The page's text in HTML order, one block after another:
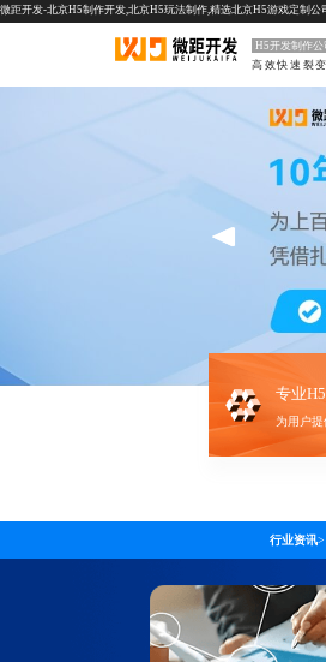
微距开发-北京H5制作开发,北京H5玩法制作,精选北京H5游戏定制
H5开发制作公
高效快速裂
专业
为用户提
行业资讯>